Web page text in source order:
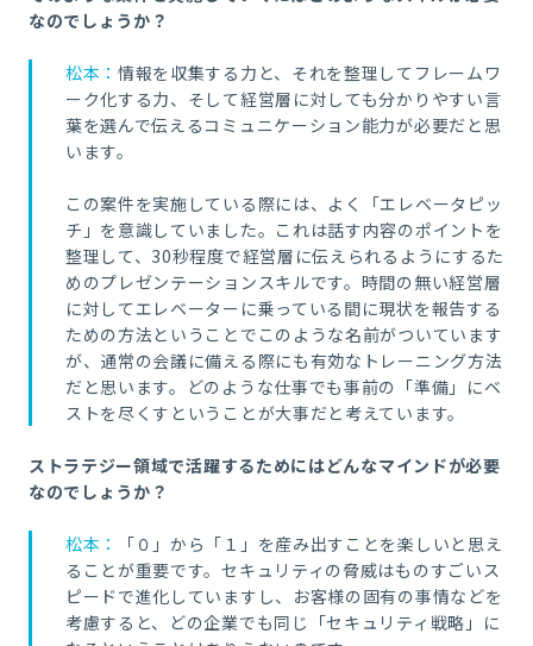
なのでしょうか？
松本： 情報を収集する力と、それを整理してフレームワ
ーク化する力、そして経営層に対しても分かりやすい言
葉を選んで伝えるコミュニケーション能力が必要だと思
います。
この案件を実施している際には、よく「エレベータピッ
チ」を意識していました。これは話す内容のポイントを
整理して、 30秒程度で経営層に伝えられるようにするた
めのプレゼンテーションスキルです。時間の無い経営層
に対してエレベーターに乗っている間に現状を報告する
ための方法ということでこのような名前がついています
が、通常の会議に備える際にも有効なトレーニング方法
だと思います。どのような仕事でも事前の「準備」にベ
ストを尽くすということが大事だと考えています。
ストラテジー領域で活躍するためにはどんなマインドが必要
なのでしょうか？
松本：
「０」から「１」を産み出すことを楽しいと思え
ることが重要です。セキュリティの脅威はものすごいス
ピードで進化していますし、お客様の固有の事情などを
考慮すると、どの企業でも同じ「セキュリティ戦略」に